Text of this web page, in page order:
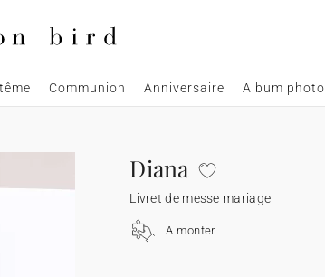
Communion Anniversaire Album photo
Diana
Livret de messe mariage
A monter